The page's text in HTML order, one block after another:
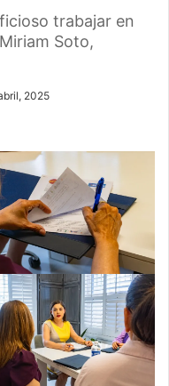
trabajar en
Soto,
2025